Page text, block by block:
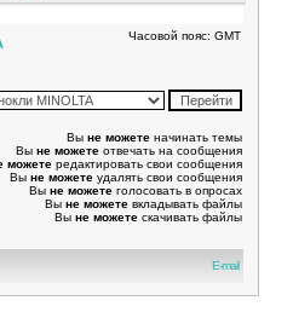
Часовой пояс: GMT
Вы не можете начинать темы
Вы не можете отвечать на сообщения
можете редактировать свои сообщения
Вы не можете удалять свои сообщения
Вы не можете голосовать в опросах
Вы не можете вкладывать файлы
Вы не можете скачивать файлы
E-mail